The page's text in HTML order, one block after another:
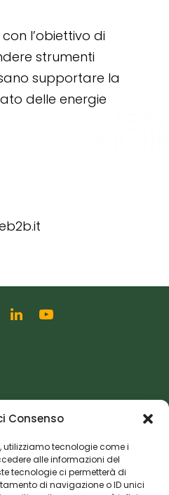
Consenso
utilizziamo tecnologie come i
alle informazioni del
tecnologie ci permetterà di
di navigazione o ID unici
l’obiettivo di
strumenti
supportare la
delle energie